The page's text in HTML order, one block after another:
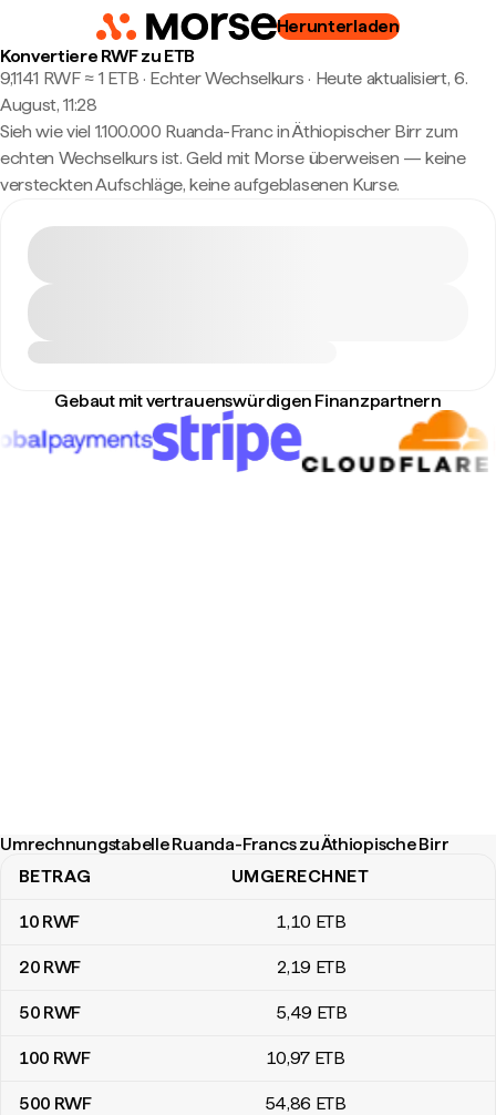
Herunterladen
Konvertiere RWF zu ETB
9,1141 RWF ≈ 1 ETB · Echter Wechselkurs · Heute aktualisiert, 6.
August, 11:28
Sieh wie viel 1.100.000 Ruanda-Franc in Äthiopischer Birr zum
echten Wechselkurs ist. Geld mit Morse überweisen — keine
versteckten Aufschläge, keine aufgeblasenen Kurse.
Gebaut mit vertrauenswürdigen Finanzpartnern
Umrechnungstabelle Ruanda-Francs zu Äthiopische Birr
Umrechnungstabelle Ruanda-Francs zu Äthiopische Birr
BETRAG UMGERECHNET
10 RWF 1,10 ETB
20 RWF 2,19 ETB
50 RWF 5,49 ETB
100 RWF 10,97 ETB
500 RWF 54,86 ETB